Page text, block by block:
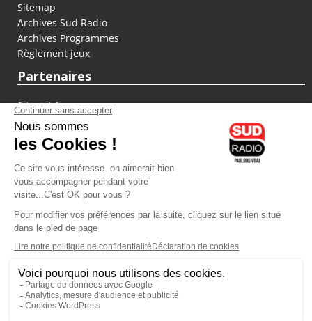
Sitemap
Archives Sud Radio
Archives Programmes
Règlement jeux
Partenaires
fiducial.fr
lyoncapitale.fr
olympique-et-lyonnais.com
L'application Iphone / Android
Téléchargez l'application
Les cookies
Gestion des cookies
Crédit photos : ©Sud Radio / Pierre Olivier